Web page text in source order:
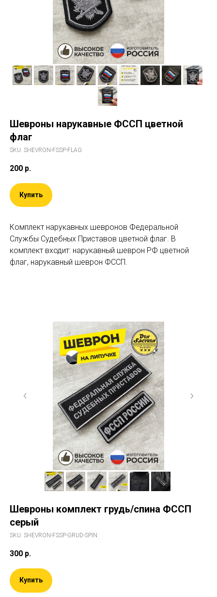
Шевроны нарукавные ФССП цветной
флаг
SKU: SHEVRON-FSSP-FLAG
200 р.
Купить
Комплект нарукавных шевронов Федеральной
Службы Судебных Приставов цветной флаг. В
комплект входит: нарукавный шеврон РФ цветной
флаг, нарукавный шеврон ФССП.
Шевроны комплект грудь/спина ФССП
серый
SKU: SHEVRON-FSSP-GRUD-SPIN
300 р.
Купить